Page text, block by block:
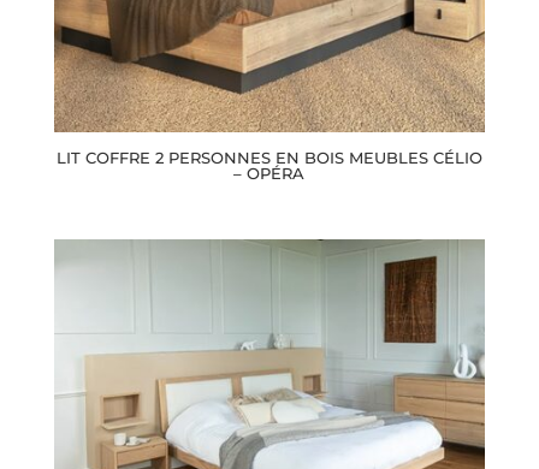
LIT COFFRE 2 PERSONNES EN BOIS MEUBLES CÉLIO
– OPÉRA